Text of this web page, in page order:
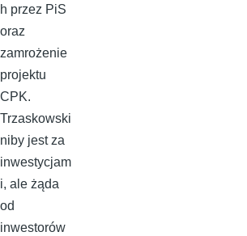
h przez PiS
oraz
zamrożenie
projektu
CPK.
Trzaskowski
niby jest za
inwestycjam
i, ale żąda
od
inwestorów